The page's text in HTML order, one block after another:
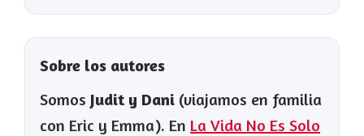
Sobre los autores
Somos Judit y Dani (viajamos en familia
con Eric y Emma). En La Vida No Es Solo